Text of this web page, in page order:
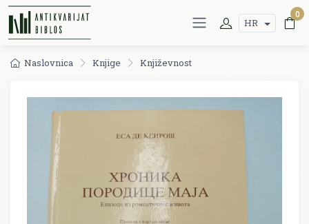
HR
0
Naslovnica Knjige Književnost